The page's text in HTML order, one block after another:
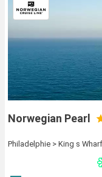
Norwegian Pearl
Philadelphie > King s